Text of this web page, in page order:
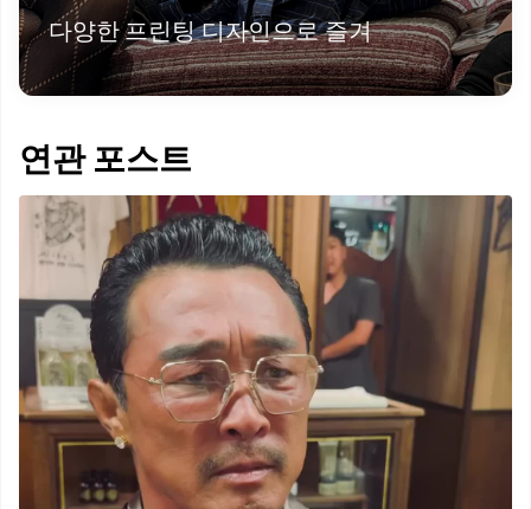
다양한 프린팅 디자인으로 즐겨
연관 포스트